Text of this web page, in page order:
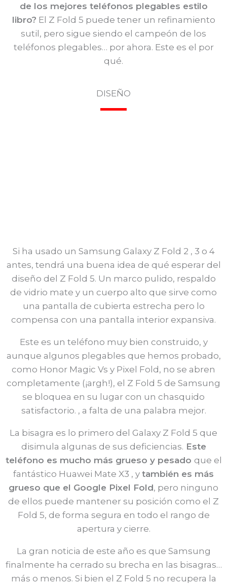
de los mejores teléfonos plegables estilo
libro? El Z Fold 5 puede tener un refinamiento
sutil, pero sigue siendo el campeón de los
teléfonos plegables… por ahora. Este es el por
qué.
DISEÑO
Si ha usado un Samsung Galaxy Z Fold 2 , 3 o 4
antes, tendrá una buena idea de qué esperar del
diseño del Z Fold 5. Un marco pulido, respaldo
de vidrio mate y un cuerpo alto que sirve como
una pantalla de cubierta estrecha pero lo
compensa con una pantalla interior expansiva.
Este es un teléfono muy bien construido, y
aunque algunos plegables que hemos probado,
como Honor Magic Vs y Pixel Fold, no se abren
completamente (¡argh!), el Z Fold 5 de Samsung
se bloquea en su lugar con un chasquido
satisfactorio. , a falta de una palabra mejor.
La bisagra es lo primero del Galaxy Z Fold 5 que
disimula algunas de sus deficiencias. Este
teléfono es mucho más grueso y pesado que el
fantástico Huawei Mate X3 , y también es más
grueso que el Google Pixel Fold, pero ninguno
de ellos puede mantener su posición como el Z
Fold 5, de forma segura en todo el rango de
apertura y cierre.
La gran noticia de este año es que Samsung
finalmente ha cerrado su brecha en las bisagras…
más o menos. Si bien el Z Fold 5 no recupera la